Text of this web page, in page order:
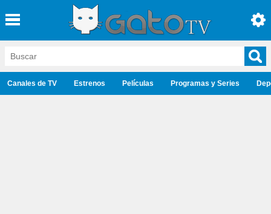
Canales de TV Estrenos Películas Programas y Series